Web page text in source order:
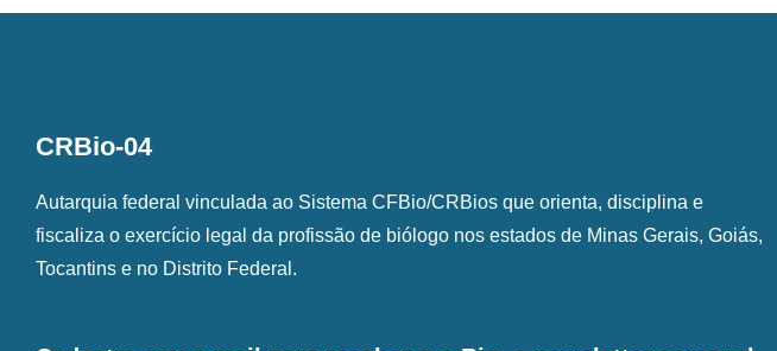
CRBio-04
Autarquia federal vinculada ao Sistema CFBio/CRBios que orienta, disciplina e
fiscaliza o exercício legal da profissão de biólogo nos estados de Minas Gerais, Goiás,
Tocantins e no Distrito Federal.